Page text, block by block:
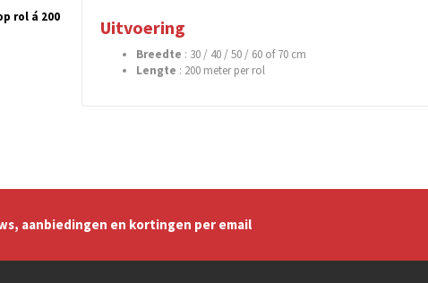
rol á 200
Uitvoering
Breedte : 30 / 40 / 50 / 60 of 70 cm
Lengte : 200 meter per rol
aanbiedingen en kortingen per email